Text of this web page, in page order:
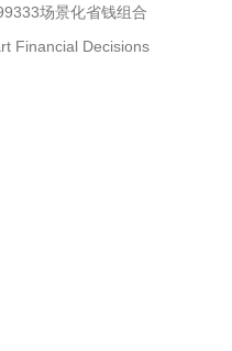
场景化省钱组合
Financial Decisions